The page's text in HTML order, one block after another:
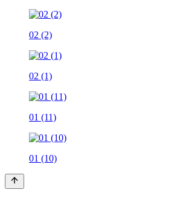
02 (2)
02 (1)
01 (11)
01 (10)